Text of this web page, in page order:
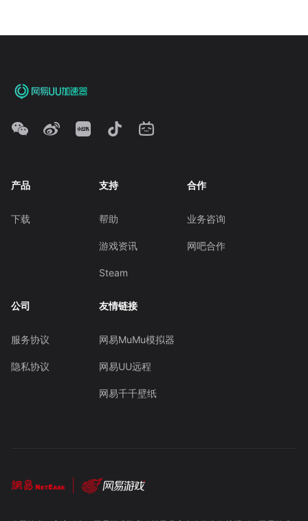
产品
下载
支持
帮助
游戏资讯
Steam
合作
业务咨询
网吧合作
公司
服务协议
隐私协议
友情链接
网易MuMu模拟器
网易UU远程
网易千千壁纸